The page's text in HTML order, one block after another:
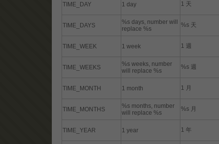
TIME_DAY 1 day 1 天
TIME_DAYS
%s days, number will
replace %s
%s 天
TIME_WEEK 1 week 1 週
TIME_WEEKS
%s weeks, number
will replace %s
%s 週
TIME_MONTH 1 month 1 月
TIME_MONTHS
%s months, number
will replace %s
%s 月
TIME_YEAR 1 year 1 年